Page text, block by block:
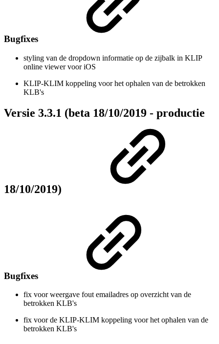
Bugfixes
styling van de dropdown informatie op de zijbalk in KLIP
online viewer voor iOS
KLIP-KLIM koppeling voor het ophalen van de betrokken
KLB's
Versie 3.3.1 (beta 18/10/2019 - productie
18/10/2019)
Bugfixes
fix voor weergave fout emailadres op overzicht van de
betrokken KLB's
fix voor de KLIP-KLIM koppeling voor het ophalen van de
betrokken KLB's